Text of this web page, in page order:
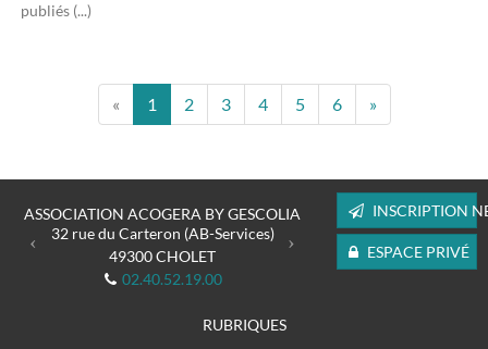
publiés (...)
« 1 2 3 4 5 6 »
ASSOCIATION ACOGERA BY GESCOLIA
32 rue du Carteron (AB-Services)
49300CHOLET
02.40.52.19.00
Previous Next INSCRIPTION
ESPACE PRIVÉ
RUBRIQUES